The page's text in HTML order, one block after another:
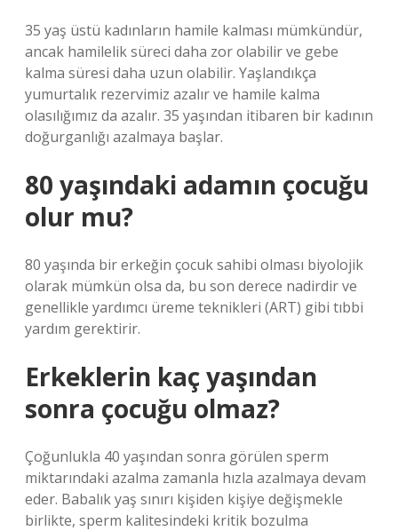
35 yaş üstü kadınların hamile kalması mümkündür,
ancak hamilelik süreci daha zor olabilir ve gebe
kalma süresi daha uzun olabilir. Yaşlandıkça
yumurtalık rezervimiz azalır ve hamile kalma
olasılığımız da azalır. 35 yaşından itibaren bir kadının
doğurganlığı azalmaya başlar.
80 yaşındaki adamın çocuğu
olur mu?
80 yaşında bir erkeğin çocuk sahibi olması biyolojik
olarak mümkün olsa da, bu son derece nadirdir ve
genellikle yardımcı üreme teknikleri (ART) gibi tıbbi
yardım gerektirir.
Erkeklerin kaç yaşından
sonra çocuğu olmaz?
Çoğunlukla 40 yaşından sonra görülen sperm
miktarındaki azalma zamanla hızla azalmaya devam
eder. Babalık yaş sınırı kişiden kişiye değişmekle
birlikte, sperm kalitesindeki kritik bozulma